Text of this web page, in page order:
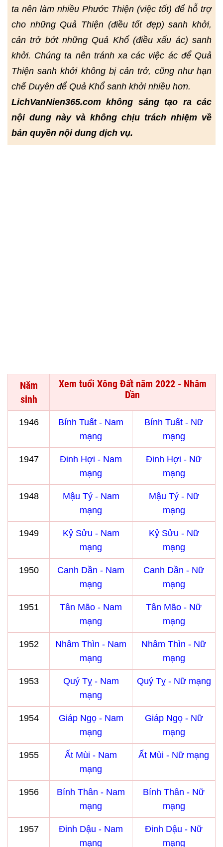
ta nên làm nhiều Phước Thiện (việc tốt) để hỗ trợ
cho những Quả Thiện (điều tốt đẹp) sanh khởi,
cản trở bớt những Quả Khổ (điều xấu ác) sanh
khởi. Chúng ta nên tránh xa các việc ác để Quả
Thiện sanh khởi không bị cản trở, cũng như hạn
chế Duyên để Quả Khổ sanh khởi nhiều hơn.
LichVanNien365.com không sáng tạo ra các
nội dung này và không chịu trách nhiệm về
bản quyền nội dung dịch vụ.
Năm
sinh
Xem tuổi Xông Đất năm 2022 - Nhâm
Dần
1946
Bính Tuất - Nam
mạng
Bính Tuất - Nữ
mạng
1947
Đinh Hợi - Nam
mạng
Đinh Hợi - Nữ
mạng
1948
Mậu Tý - Nam
mạng
Mậu Tý - Nữ
mạng
1949
Kỷ Sửu - Nam
mạng
Kỷ Sửu - Nữ
mạng
1950
Canh Dần - Nam
mạng
Canh Dần - Nữ
mạng
1951
Tân Mão - Nam
mạng
Tân Mão - Nữ
mạng
1952
Nhâm Thìn - Nam
mạng
Nhâm Thìn - Nữ
mạng
1953
Quý Tỵ - Nam
mạng
Quý Tỵ - Nữ mạng
1954
Giáp Ngọ - Nam
mạng
Giáp Ngọ - Nữ
mạng
1955
Ất Mùi - Nam
mạng
Ất Mùi - Nữ mạng
1956
Bính Thân - Nam
mạng
Bính Thân - Nữ
mạng
1957
Đinh Dậu - Nam
mạng
Đinh Dậu - Nữ
mạng